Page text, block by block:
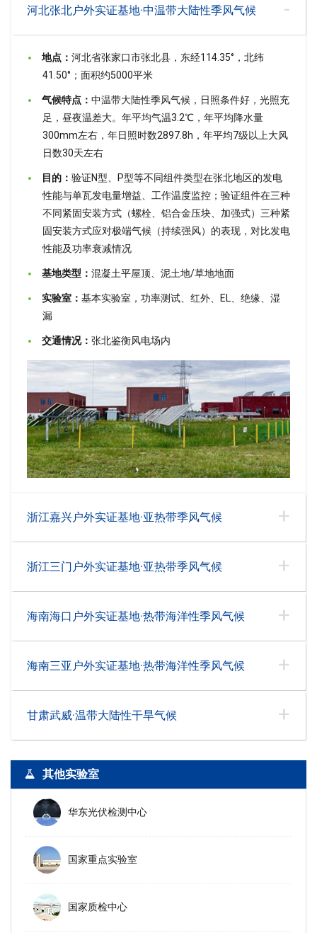
河北张北户外实证基地·中温带大陆性季风气候
地点：河北省张家口市张北县，东经114.35°，北纬
41.50°；面积约5000平米
气候特点：中温带大陆性季风气候，日照条件好，光照充
足，昼夜温差大。年平均气温3.2℃，年平均降水量
300mm左右，年日照时数2897.8h，年平均7级以上大风
日数30天左右
目的：验证N型、P型等不同组件类型在张北地区的发电
性能与单瓦发电量增益、工作温度监控；验证组件在三种
不同紧固安装方式（螺栓、铝合金压块、加强式）三种紧
固安装方式应对极端气候（持续强风）的表现，对比发电
性能及功率衰减情况
基地类型：混凝土平屋顶、泥土地/草地地面
实验室：基本实验室，功率测试、红外、EL、绝缘、湿
漏
交通情况：张北鉴衡风电场内
浙江嘉兴户外实证基地·亚热带季风气候
浙江三门户外实证基地·亚热带季风气候
海南海口户外实证基地·热带海洋性季风气候
海南三亚户外实证基地·热带海洋性季风气候
甘肃武威·温带大陆性干旱气候
其他实验室
华东光伏检测中心
国家重点实验室
国家质检中心